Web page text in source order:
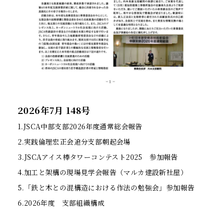
2026年7月 148号
1.JSCA中部支部2026年度通常総会報告
2.実践倫理宏正会追分支部朝起会場
3.JSCAアイス棒タワーコンテスト2025 参加報告
4.加工と架構の現場見学会報告（マルカ建設新社屋）
5.「鉄と木との混構造における作法の勉強会」参加報告
6.2026年度 支部組織構成